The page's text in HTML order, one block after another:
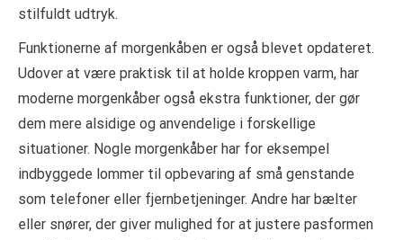
stilfuldt udtryk.
Funktionerne af morgenkåben er også blevet opdateret.
Udover at være praktisk til at holde kroppen varm, har
moderne morgenkåber også ekstra funktioner, der gør
dem mere alsidige og anvendelige i forskellige
situationer. Nogle morgenkåber har for eksempel
indbyggede lommer til opbevaring af små genstande
som telefoner eller fjernbetjeninger. Andre har bælter
eller snører, der giver mulighed for at justere pasformen